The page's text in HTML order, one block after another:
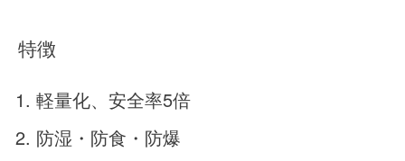
特徴
軽量化、安全率5倍
防湿・防食・防爆